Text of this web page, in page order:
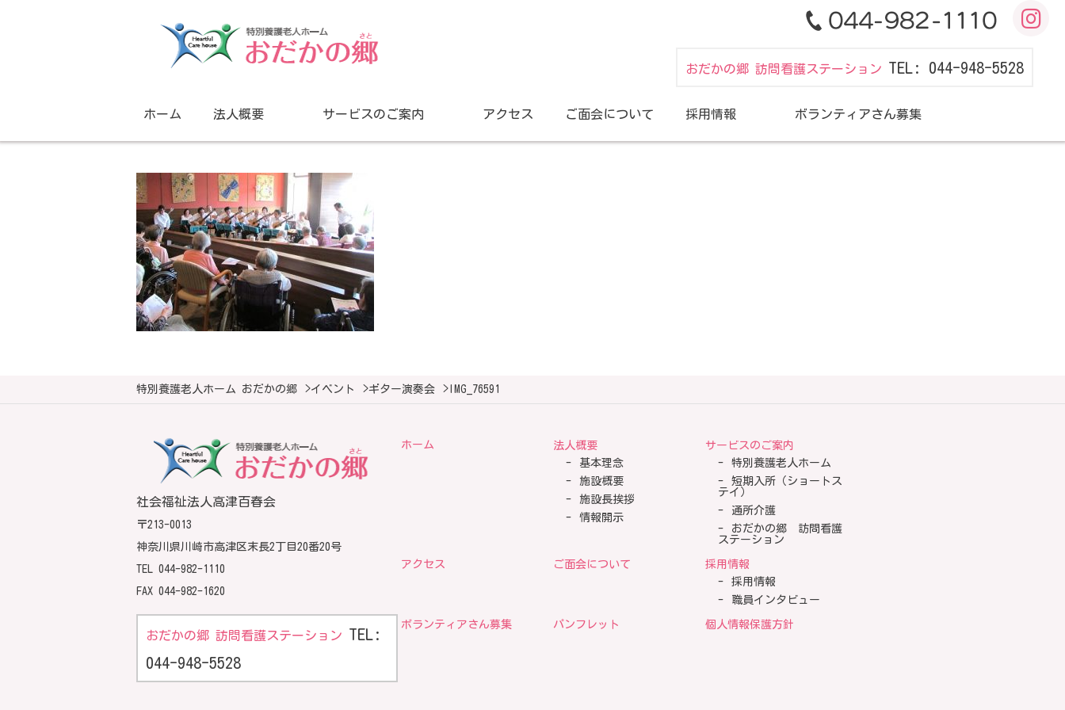
おだかの郷 訪問看護ステーション TEL: 044-948-5528
ホーム 法人概要 サービスのご案内 アクセス ご面会について 採用情報 ボランティアさん募集
特別養護老人ホーム おだかの郷 >イベント >ギター演奏会 > IMG_76591
社会福祉法人高津百春会
〒213-0013
神奈川県川崎市高津区末長2丁目20番20号
TEL 044-982-1110
FAX 044-982-1620
おだかの郷 訪問看護ステーション TEL:
044-948-5528
ホーム
法人概要
基本理念
施設概要
施設長挨拶
情報開示
サービスのご案内
特別養護老人ホーム
短期入所（ショートス
テイ）
通所介護
おだかの郷 訪問看護
ステーション
アクセス ご面会について
採用情報
採用情報
職員インタビュー
ボランティアさん募集 パンフレット 個人情報保護方針